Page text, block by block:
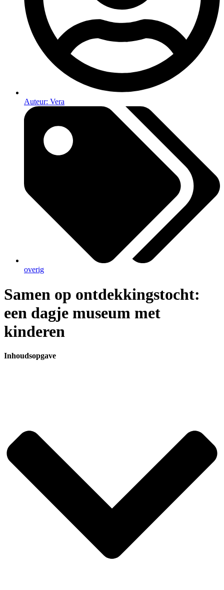
Auteur: Vera
overig
Samen op ontdekkingstocht:
een dagje museum met
kinderen
Inhoudsopgave